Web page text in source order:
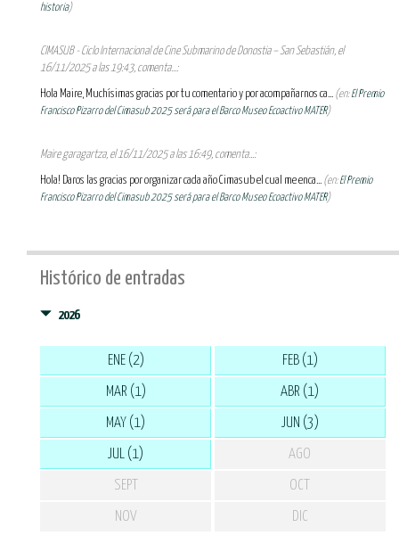
historia)
CIMASUB - Ciclo Internacional de Cine Submarino de Donostia – San Sebastián, el
16/11/2025 a las 19:43, comenta...:
Hola Maire, Muchísimas gracias por tu comentario y por acompañarnos ca... (en:El Premio
Francisco Pizarro del Cimasub 2025 será para el Barco Museo Ecoactivo MATER)
Maire garagartza, el 16/11/2025 a las 16:49, comenta...:
Hola! Daros las gracias por organizar cada año Cimasub el cual me enca... (en:El Premio
Francisco Pizarro del Cimasub 2025 será para el Barco Museo Ecoactivo MATER)
Histórico de entradas
2026
ENE (2) FEB (1)
MAR (1) ABR (1)
MAY (1) JUN (3)
JUL (1) AGO
SEPT OCT
NOV DIC